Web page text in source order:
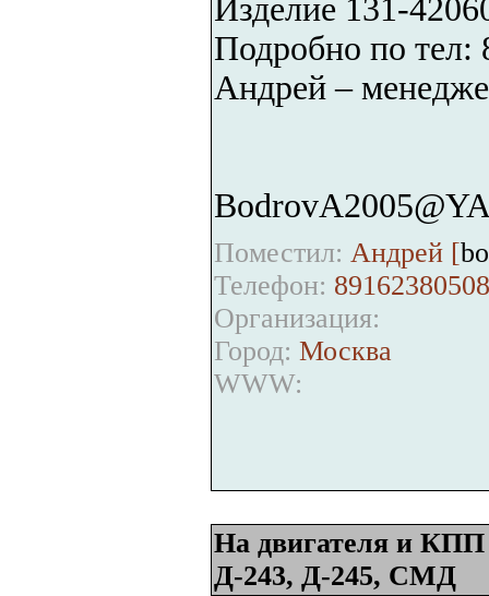
Изделие 131-
Подробно по тел:
Андрей –
Поместил: Андрей [
Телефон: 89162380508
Организация:
Город: Москва
WWW:
На двигателя и
Д-243, Д-245, СМД